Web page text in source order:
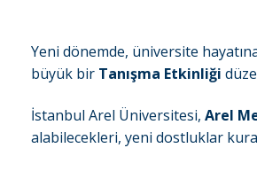
Yeni dönemde, üniversite
büyük bir Tanışma Etkinliği
İstanbul Arel Üniversitesi, Arel
alabilecekleri, yeni dostluklar